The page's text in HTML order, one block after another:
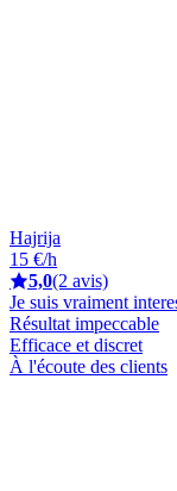
Hajrija
15 €/h
5,0(2 avis)
Je suis vraiment
Résultat impeccable
Efficace et discret
À l'écoute des clients